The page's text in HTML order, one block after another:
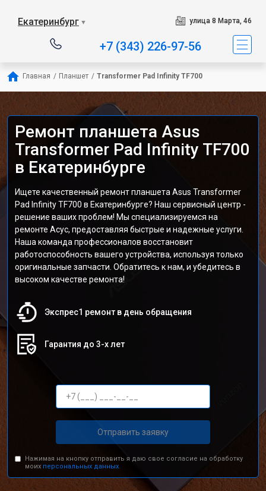
Екатеринбург ▼ улица 8 Марта, 46
+7 (343) 226-97-56
Главная / Планшет / Transformer Pad Infinity TF700
Ремонт планшета Asus
Transformer Pad Infinity TF700
в Екатеринбурге
Ищете качественный ремонт планшета Asus Transformer
Pad Infinity TF700 в Екатеринбурге? Наш сервисный центр -
решение ваших проблем! Мы специализируемся на
ремонте Асус, предоставляя быстрые и надежные услуги.
Наша команда профессионалов восстановит
работоспособность вашего устройства, используя только
оригинальные запчасти. Обратитесь к нам, и убедитесь в
высоком качестве ремонта!
Экспрес1 ремонт в день обращения
Гарантия до 3-х лет
Отправить заявку
Нажимая на кнопку отправить я даю свое согласие на обработку
моих персональных данных.